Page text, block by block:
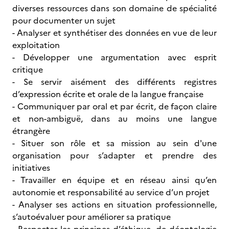
diverses ressources dans son domaine de spécialité
pour documenter un sujet
- Analyser et synthétiser des données en vue de leur
exploitation
- Développer une argumentation avec esprit
critique
- Se servir aisément des différents registres
d’expression écrite et orale de la langue française
- Communiquer par oral et par écrit, de façon claire
et non-ambiguë, dans au moins une langue
étrangère
- Situer son rôle et sa mission au sein d'une
organisation pour s’adapter et prendre des
initiatives
- Travailler en équipe et en réseau ainsi qu’en
autonomie et responsabilité au service d’un projet
- Analyser ses actions en situation professionnelle,
s’autoévaluer pour améliorer sa pratique